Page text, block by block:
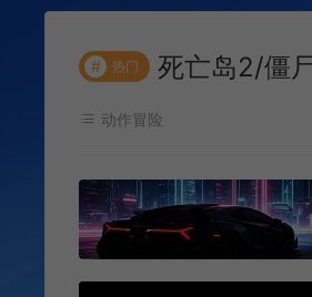
# 热门 死亡岛2/僵
动作冒险